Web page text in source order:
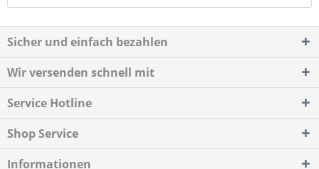
Sicher und einfach bezahlen
Wir versenden schnell mit
Service Hotline
Shop Service
Informationen